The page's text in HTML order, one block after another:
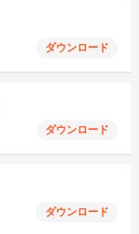
ダウンロード
ダウンロード
ダウンロード